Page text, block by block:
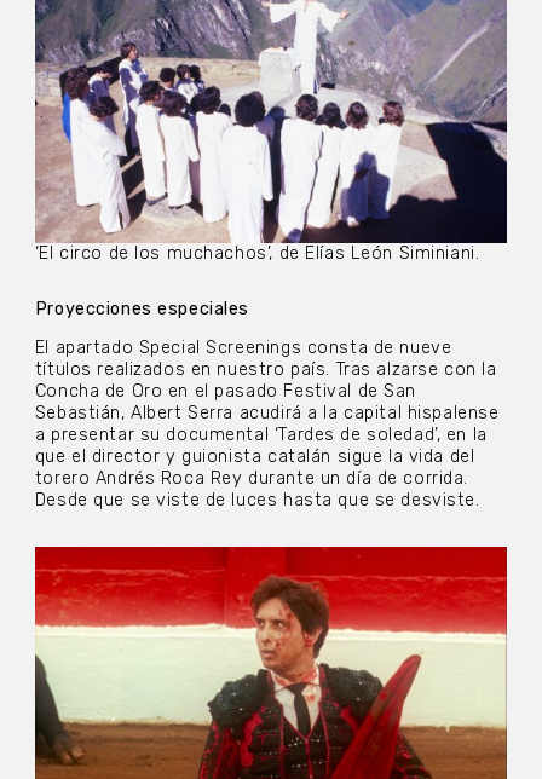
‘El circo de los muchachos’, de Elías León Siminiani.
Proyecciones especiales
El apartado Special Screenings consta de nueve
títulos realizados en nuestro país. Tras alzarse con la
Concha de Oro en el pasado Festival de San
Sebastián, Albert Serra acudirá a la capital hispalense
a presentar su documental ‘Tardes de soledad’, en la
que el director y guionista catalán sigue la vida del
torero Andrés Roca Rey durante un día de corrida.
Desde que se viste de luces hasta que se desviste.